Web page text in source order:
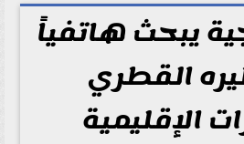
يبحث هاتفياً
القطري
الإقليمية